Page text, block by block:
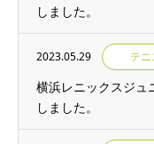
しました。
2023.05.29 テニ
横浜レニックスジュ
しました。